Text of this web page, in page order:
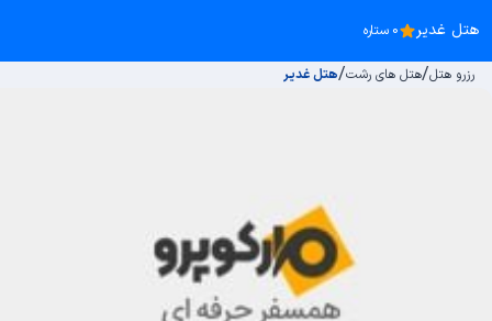
هتل غدیر 0 ستاره
رزرو هتل/هتل های رشت/هتل غدیر